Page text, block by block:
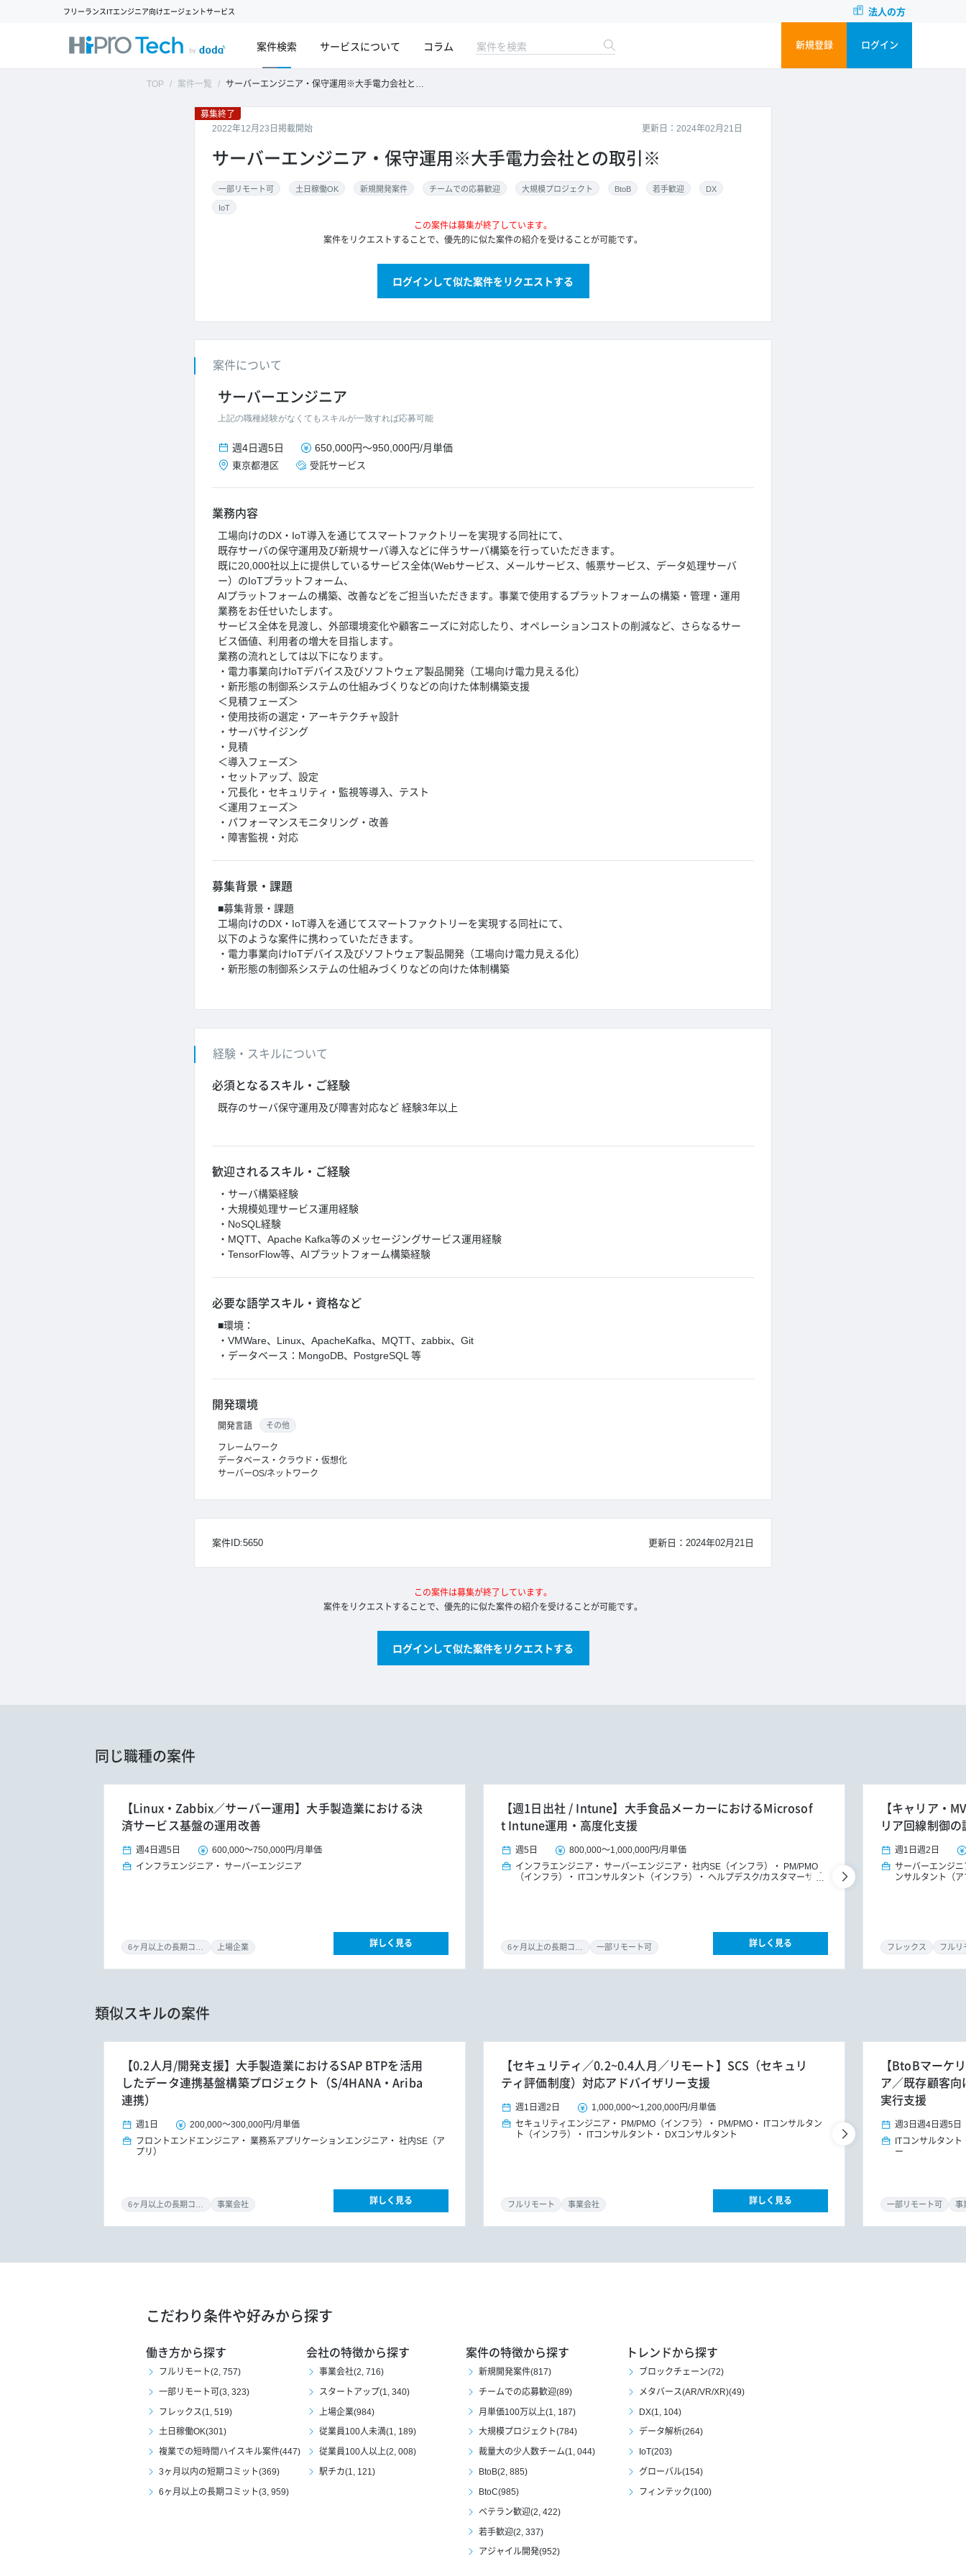
フリーランスITエンジニア向けエージェントサービス 法人の方
新規登録 ログイン
案件検索 サービスについて コラム
TOP 案件一覧 サーバーエンジニア・保守運用※大手電力会社との取引※
更新日：2024年02月21日
募集終了
2022年12月23日掲載開始
サーバーエンジニア・保守運用※大手電力会社との取引※
一部リモート可 土日稼働OK 新規開発案件 チームでの応募歓迎 大規模プロジェクト BtoB 若手歓迎 DX
IoT
この案件は募集が終了しています。
案件をリクエストすることで、優先的に似た案件の紹介を受けることが可能です。
ログインして似た案件をリクエストする
案件について
サーバーエンジニア
上記の職種経験がなくてもスキルが一致すれば応募可能
週4日週5日 650,000円～950,000円/月単価
東京都港区 受託サービス
業務内容
工場向けのDX・IoT導入を通じてスマートファクトリーを実現する同社にて、
既存サーバの保守運用及び新規サーバ導入などに伴うサーバ構築を行っていただきます。
既に20,000社以上に提供しているサービス全体(Webサービス、メールサービス、帳票サービス、データ処理サーバ
ー）のIoTプラットフォーム、
AIプラットフォームの構築、改善などをご担当いただきます。事業で使用するプラットフォームの構築・管理・運用
業務をお任せいたします。
サービス全体を見渡し、外部環境変化や顧客ニーズに対応したり、オペレーションコストの削減など、さらなるサー
ビス価値、利用者の増大を目指します。
業務の流れとしては以下になります。
・電力事業向けIoTデバイス及びソフトウェア製品開発（工場向け電力見える化）
・新形態の制御系システムの仕組みづくりなどの向けた体制構築支援
＜見積フェーズ＞
・使用技術の選定・アーキテクチャ設計
・サーバサイジング
・見積
＜導入フェーズ＞
・セットアップ、設定
・冗長化・セキュリティ・監視等導入、テスト
＜運用フェーズ＞
・パフォーマンスモニタリング・改善
・障害監視・対応
募集背景・課題
■募集背景・課題
工場向けのDX・IoT導入を通じてスマートファクトリーを実現する同社にて、
以下のような案件に携わっていただきます。
・電力事業向けIoTデバイス及びソフトウェア製品開発（工場向け電力見える化）
・新形態の制御系システムの仕組みづくりなどの向けた体制構築
経験・スキルについて
必須となるスキル・ご経験
既存のサーバ保守運用及び障害対応など 経験3年以上
歓迎されるスキル・ご経験
・サーバ構築経験
・大規模処理サービス運用経験
・NoSQL経験
・MQTT、Apache Kafka等のメッセージングサービス運用経験
・TensorFlow等、AIプラットフォーム構築経験
必要な語学スキル・資格など
■環境：
・VMWare、Linux、ApacheKafka、MQTT、zabbix、Git
・データベース：MongoDB、PostgreSQL 等
開発環境
開発言語 その他
フレームワーク
データベース・クラウド・仮想化
サーバーOS/ネットワーク
更新日：2024年02月21日
案件ID:5650
この案件は募集が終了しています。
案件をリクエストすることで、優先的に似た案件の紹介を受けることが可能です。
ログインして似た案件をリクエストする
同じ職種の案件
【Linux・Zabbix／サーバー運用】大手製造業における決
済サービス基盤の運用改善
週4日 週5日 600,000～750,000円/月単価
インフラエンジニア
サーバーエンジニア
上場企業 詳しく見る
【週1日出社 / Intune】大手食品メーカーにおけるMicrosof
t Intune運用・高度化支援
週5日 800,000～1,000,000円/月単価
インフラエンジニア
サーバーエンジニア 社内SE（インフラ）
PM/PMO
（インフラ）
ITコンサルタント（インフラ）
ヘルプデスク/カスタマーサポ
一部リモート可 詳しく見る
【キャリア・
リア回線制御
週1日 週2日
サーバーエンジニ
ンサルタント（
フレックス フルリ
類似スキルの案件
【0.2人月/開発支援】大手製造業におけるSAP BTPを活用
したデータ連携基盤構築プロジェクト（S/4HANA・Ariba
連携）
週1日 200,000～300,000円/月単価
フロントエンドエンジニア
業務系アプリケーションエンジニア
社内SE（ア
プリ）
事業会社 詳しく見る
【セキュリティ／0.2~0.4人月／リモート】SCS（セキュリ
ティ評価制度）対応アドバイザリー支援
週1日 週2日 1,000,000～1,200,000円/月単価
セキュリティエンジニア
PM/PMO（インフラ） PM/PMO
ITコンサルタン
ト（インフラ）
ITコンサルタント DXコンサルタント
フルリモート 事業会社 詳しく見る
【BtoBマーケ
ア／既存顧客
実行支援
週3日 週4日 週5日
ITコンサルタント
ー
一部リモート可 事
こだわり条件や好みから探す
働き方から探す
フルリモート(2, 757)
一部リモート可(3, 323)
フレックス(1, 519)
土日稼働OK(301)
複業での短時間ハイスキル案件(447)
3ヶ月以内の短期コミット(369)
6ヶ月以上の長期コミット(3, 959)
会社の特徴から探す
事業会社(2, 716)
スタートアップ(1, 340)
上場企業(984)
従業員100人未満(1, 189)
従業員100人以上(2, 008)
駅チカ(1, 121)
案件の特徴から探す
新規開発案件(817)
チームでの応募歓迎(89)
月単価100万以上(1, 187)
大規模プロジェクト(784)
裁量大の少人数チーム(1, 044)
BtoB(2, 885)
BtoC(985)
ベテラン歓迎(2, 422)
若手歓迎(2, 337)
アジャイル開発(952)
トレンドから探す
ブロックチェーン(72)
メタバース(AR/VR/XR)(49)
DX(1, 104)
データ解析(264)
IoT(203)
グローバル(154)
フィンテック(100)